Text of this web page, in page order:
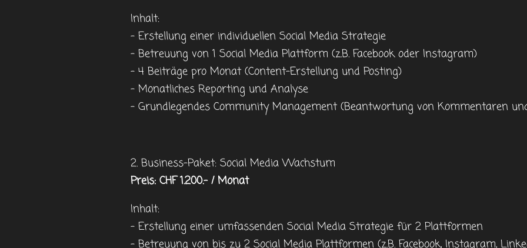
Inhalt:
- Erstellung einer individuellen Social Media Strategie
- Betreuung von 1 Social Media Plattform (z.B. Facebook oder Instagram)
- 4 Beiträge pro Monat (Content-Erstellung und Posting)
- Monatliches Reporting und Analyse
- Grundlegendes Community Management (Beantwortung von Kommentaren
2. Business-Paket: Social Media Wachstum
Preis: CHF 1.200.- / Monat
Inhalt:
- Erstellung einer umfassenden Social Media Strategie für 2 Plattformen
- Betreuung von bis zu 2 Social Media Plattformen (z.B. Facebook, Instagram,